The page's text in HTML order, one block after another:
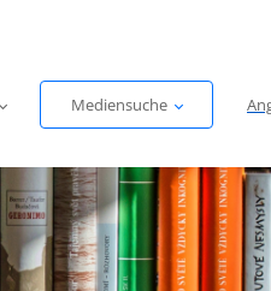
Mediensuche